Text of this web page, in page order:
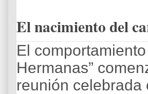
El nacimiento del
El
Hermanas”
reunión celebrada